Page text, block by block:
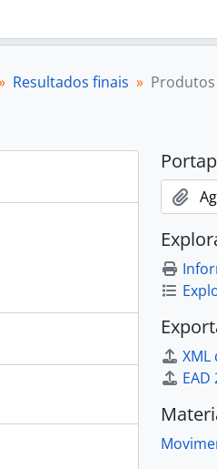
Resultados finais
XML
EAD